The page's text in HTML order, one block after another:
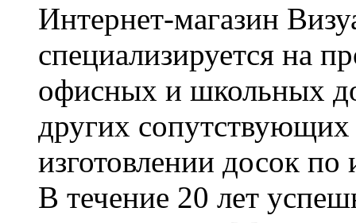
Интернет-магазин
специализируется на
офисных и школьных
других сопутствующих
изготовлении досок по
В течение 20 лет